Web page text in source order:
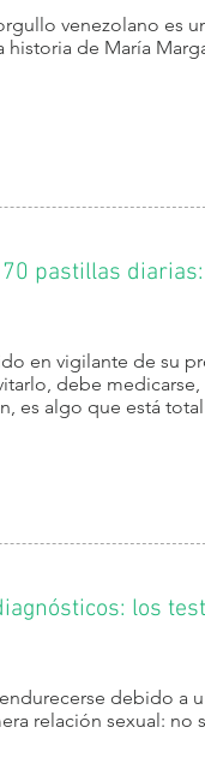
venezolano es
historia de María
pastillas
en vigilante de su
debe
es algo que está
los
debido a
relación sexual: